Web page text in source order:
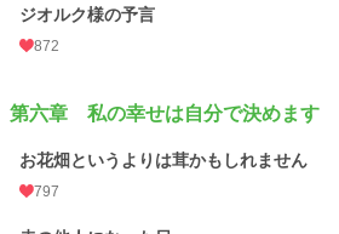
ジオルク様の予言
872
第六章 私の幸せは自分で決めます
お花畑というよりは茸かもしれません
797